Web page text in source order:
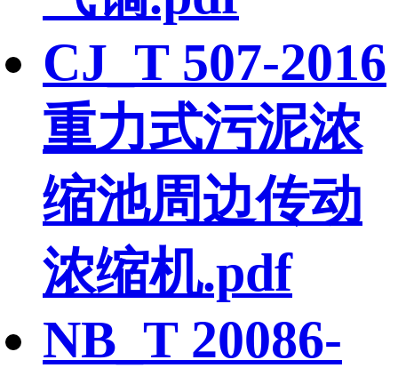
CJ_T 507-2016
重力式污泥浓
缩池周边传动
浓缩机.pdf
NB_T 20086-